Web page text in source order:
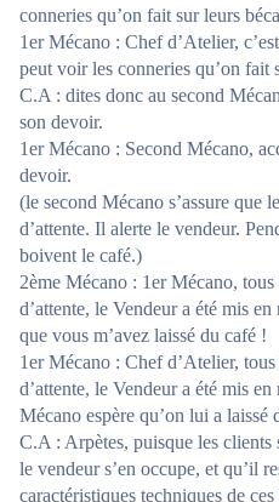
conneries qu’on fait sur leurs
1er Mécano : Chef d’Atelier,
peut voir les conneries qu’on fait
C.A : dites donc au second
son devoir.
1er Mécano : Second Mécano,
devoir.
(le second Mécano s’assure que
d’attente. Il alerte le vendeur.
boivent le café.)
2ème Mécano : 1er Mécano,
d’attente, le Vendeur a été mis
que vous m’avez laissé du café !
1er Mécano : Chef d’Atelier,
d’attente, le Vendeur a été mis
Mécano espère qu’on lui a laissé
C.A : Arpètes, puisque les clients
le vendeur s’en occupe, et qu’il
caractéristiques techniques de